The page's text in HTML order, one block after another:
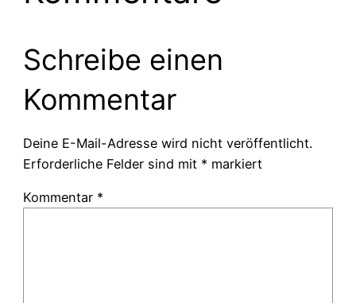
Schreibe einen
Kommentar
Deine E-Mail-Adresse wird nicht veröffentlicht.
Erforderliche Felder sind mit * markiert
Kommentar *